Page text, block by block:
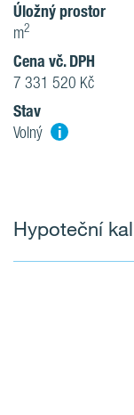
Úložný prostor
m2
Cena vč. DPH
7 331 520 Kč
Stav
Volný i
Hypoteční